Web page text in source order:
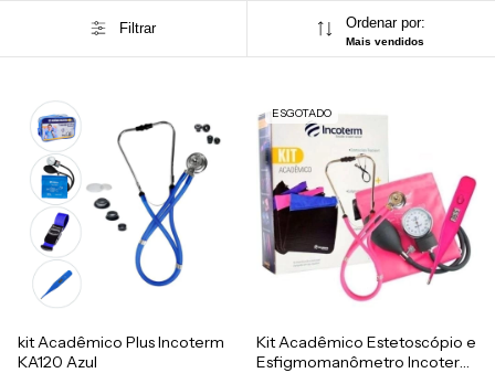
Filtrar Ordenar por:
Mais vendidos
kit Acadêmico Plus Incoterm
KA120 Azul
ESGOTADO
Kit Acadêmico Estetoscópio e
Esfigmomanômetro Incoterm